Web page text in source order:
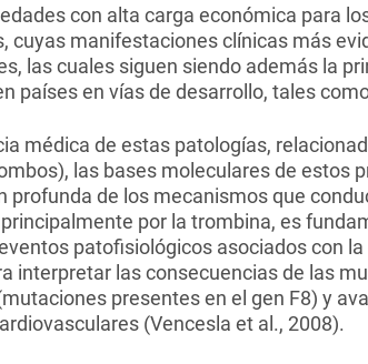
con alta carga económica para
cuyas manifestaciones clínicas más
las cuales siguen siendo además la
países en vías de desarrollo, tales
médica de estas patologías,
las bases moleculares de estos
profunda de los mecanismos que
por la trombina, es
patofisiológicos asociados con
interpretar las consecuencias de las
presentes en el gen F8) y
(Vencesla et al., 2008).